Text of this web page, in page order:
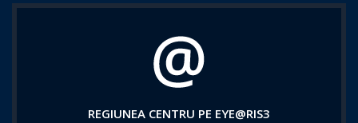
REGIUNEA CENTRU PE EYE@RIS3